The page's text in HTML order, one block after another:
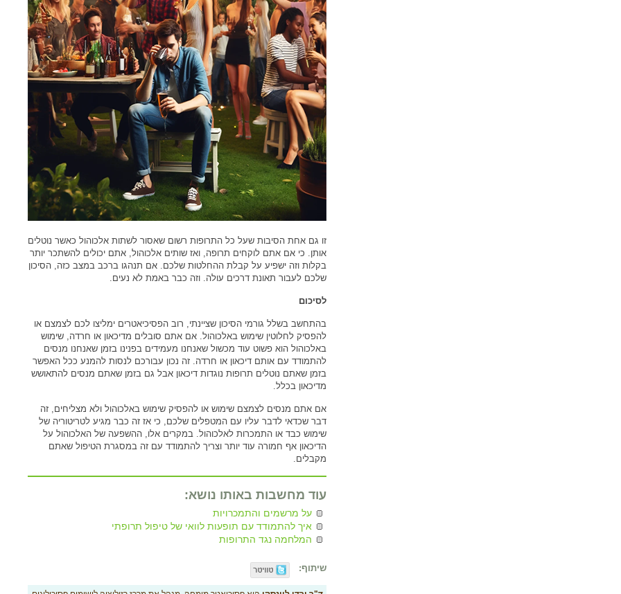
זו גם אחת הסיבות שעל כל התרופות רשום שאסור לשתות אלכוהול כאשר נוטלים
אותן. כי אם אתם לוקחים תרופה, ואז שותים אלכוהול, אתם יכולים להשתכר יותר
בקלות וזה ישפיע על קבלת ההחלטות שלכם. אם תנהגו ברכב במצב כזה, הסיכון
שלכם לעבור תאונת דרכים עולה. וזה כבר באמת לא נעים.
לסיכום
בהתחשב בשלל גורמי הסיכון שציינתי, רוב הפסיכיאטרים ימליצו לכם לצמצם או
להפסיק לחלוטין שימוש באלכוהול. אם אתם סובלים מדיכאון או חרדה, שימוש
באלכוהול הוא פשוט עוד מכשול שאנחנו מעמידים בפנינו בזמן שאנחנו מנסים
להתמודד עם אותם דיכאון או חרדה. זה נכון עבורכם לנסות להמנע ככל האפשר
בזמן שאתם נוטלים תרופות נוגדות דיכאון אבל גם בזמן שאתם מנסים להתאושש
מדיכאון בכלל.
אם אתם מנסים לצמצם שימוש או להפסיק שימוש באלכוהול ולא מצליחים, זה
דבר שכדאי לדבר עליו עם המטפלים שלכם, כי אז זה כבר מגיע לטריטוריה של
שימוש כבד או התמכרות לאלכוהול. במקרים אלו, ההשפעה של האלכוהול על
הדיכאון אף חמורה עוד יותר וצריך להתמודד עם זה במסגרת הטיפול שאתם
מקבלים.
עוד מחשבות באותו נושא:
על מרשמים והתמכרויות
איך להתמודד עם תופעות לוואי של טיפול תרופתי
המלחמה נגד התרופות
שיתוף: